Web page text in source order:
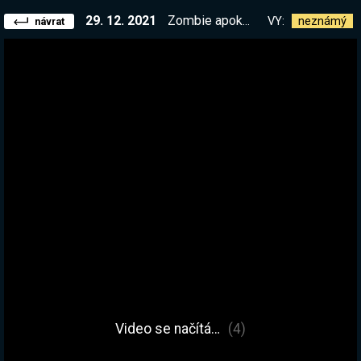
návrat 29. 12. 2021 Zombie apokalypsa s bráchou - !starda VY: neznámý
Video se načítá… (4)